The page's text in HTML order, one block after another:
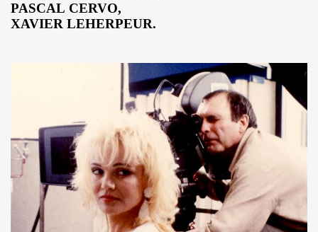
PASCAL CERVO,
XAVIER LEHERPEUR.
le 21 mai 2022 au Zenith (Paris) : compte rendu
au 4 avril 2022 a Paris pour l enregistrement de deux
l album "SUPER LUNE", le 11 decembre 2021 a l
jouent JOHNNY HALLYDAY, le 5 decembre 2021, au
: les Mémoires du batteur de VINCE TAYLOR et
Berlin"), concert "Paradigmes" le 7 octobre 2021
(piano), concerts "Dans la peau" les 5 et 6 octobre